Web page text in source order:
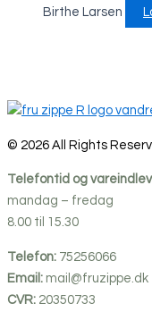
Birthe Larsen
© 2026 All Rights
Telefontid og
mandag – fredag
8.00 til 15.30
Telefon: 75256066
Email: mail@fruzippe.dk
CVR: 20350733